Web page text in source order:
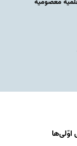
معصومیه
اوّلی‌ها